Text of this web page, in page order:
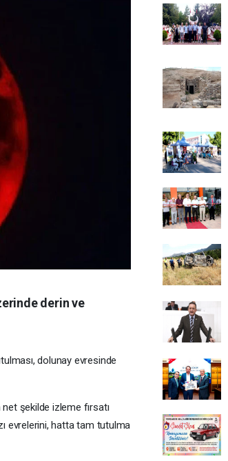
derin ve
dolunay evresinde
şekilde izleme fırsatı
evrelerini, hatta tam tutulma